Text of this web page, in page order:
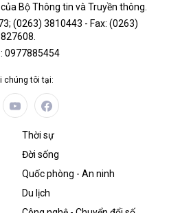
Bộ Thông tin và Truyền thông.
(0263) 3810443 - Fax: (0263)
0977885454
chúng tôi tại:
Thời sự
Đời sống
Quốc phòng - An ninh
Du lịch